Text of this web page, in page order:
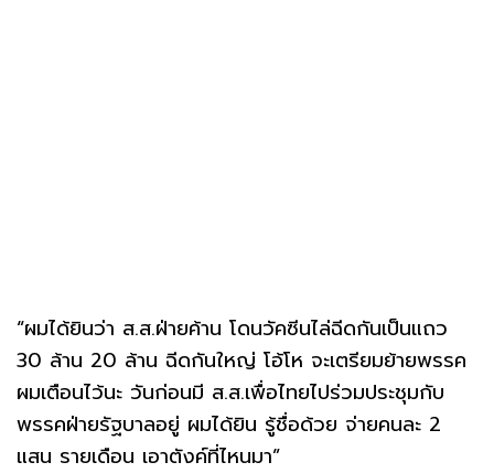
“ผมได้ยินว่า ส.ส.ฝ่ายค้าน โดนวัคซีนไล่ฉีดกันเป็นแถว
30 ล้าน 20 ล้าน ฉีดกันใหญ่ โอ้โห จะเตรียมย้ายพรรค
ผมเตือนไว้นะ วันก่อนมี ส.ส.เพื่อไทยไปร่วมประชุมกับ
พรรคฝ่ายรัฐบาลอยู่ ผมได้ยิน รู้ชื่อด้วย จ่ายคนละ 2
แสน รายเดือน เอาตังค์ที่ไหนมา”